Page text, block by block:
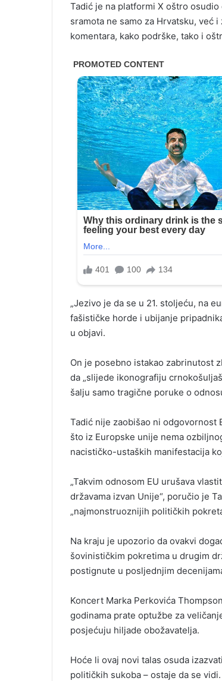
Tadić je na platformi X oštro
sramota ne samo za Hrvatsku, već
komentara, kako podrške, tako i
„Jezivo je da se u 21. stoljeću, na
fašističke horde i ubijanje
u objavi.
On je posebno istakao zabrinutost
da „slijede ikonografiju
šalju samo tragične poruke o
Tadić nije zaobišao ni odgovornost
što iz Europske unije nema
nacističko-ustaških manifestacija
„Takvim odnosom EU urušava
državama izvan Unije“, poručio je
„najmonstruoznijih političkih
Na kraju je upozorio da ovakvi
šovinističkim pokretima u drugim
postignute u posljednjim
Koncert Marka Perkovića
godinama prate optužbe za
posjećuju hiljade obožavatelja.
Hoće li ovaj novi talas osuda
političkih sukoba – ostaje da se vidi.